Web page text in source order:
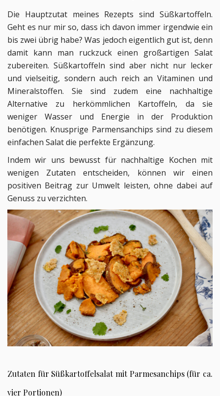
Die Hauptzutat meines Rezepts sind Süßkartoffeln.
Geht es nur mir so, dass ich davon immer irgendwie ein
bis zwei übrig habe? Was jedoch eigentlich gut ist, denn
damit kann man ruckzuck einen großartigen Salat
zubereiten. Süßkartoffeln sind aber nicht nur lecker
und vielseitig, sondern auch reich an Vitaminen und
Mineralstoffen. Sie sind zudem eine nachhaltige
Alternative zu herkömmlichen Kartoffeln, da sie
weniger Wasser und Energie in der Produktion
benötigen. Knusprige Parmensanchips sind zu diesem
einfachen Salat die perfekte Ergänzung.
Indem wir uns bewusst für nachhaltige Kochen mit
wenigen Zutaten entscheiden, können wir einen
positiven Beitrag zur Umwelt leisten, ohne dabei auf
Genuss zu verzichten.
Zutaten für Süßkartoffelsalat mit Parmesanchips (für ca.
vier Portionen)